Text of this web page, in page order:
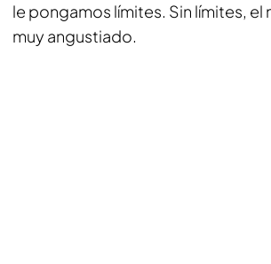
le pongamos límites. Sin límites, el
muy angustiado.